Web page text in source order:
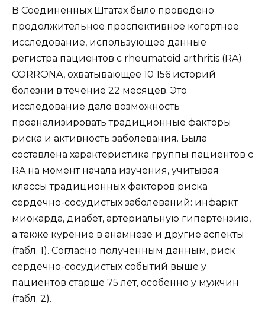
В Соединенных Штатах было проведено
продолжительное проспективное когортное
исследование, использующее данные
регистра пациентов с rheumatoid arthritis (RA)
CORRONA, охватывающее 10 156 историй
болезни в течение 22 месяцев. Это
исследование дало возможность
проанализировать традиционные факторы
риска и активность заболевания. Была
составлена характеристика группы пациентов с
RA на момент начала изучения, учитывая
классы традиционных факторов риска
сердечно-сосудистых заболеваний: инфаркт
миокарда, диабет, артериальную гипертензию,
а также курение в анамнезе и другие аспекты
(табл. 1). Согласно полученным данным, риск
сердечно-сосудистых событий выше у
пациентов старше 75 лет, особенно у мужчин
(табл. 2).